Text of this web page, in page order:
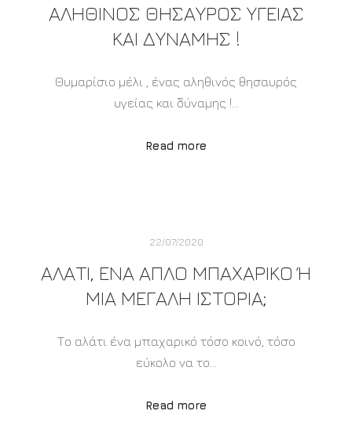
ΑΛΗΘΙΝΌΣ ΘΗΣΑΥΡΌΣ ΥΓΕΊΑΣ
ΚΑΙ ΔΎΝΑΜΗΣ !
Θυμαρίσιο μέλι , ένας αληθινός θησαυρός
υγείας και δύναμης !…
Read more
22/07/2020
ΑΛΑΤΙ, ΕΝΑ ΑΠΛΟ ΜΠΑΧΑΡΙΚΟ Ή Μ
ΙΑ ΜΕΓΑΛΗ ΙΣΤΟΡΙΑ;
Το αλάτι ένα μπαχαρικό τόσο κοινό, τόσο
εύκολο να το…
Read more